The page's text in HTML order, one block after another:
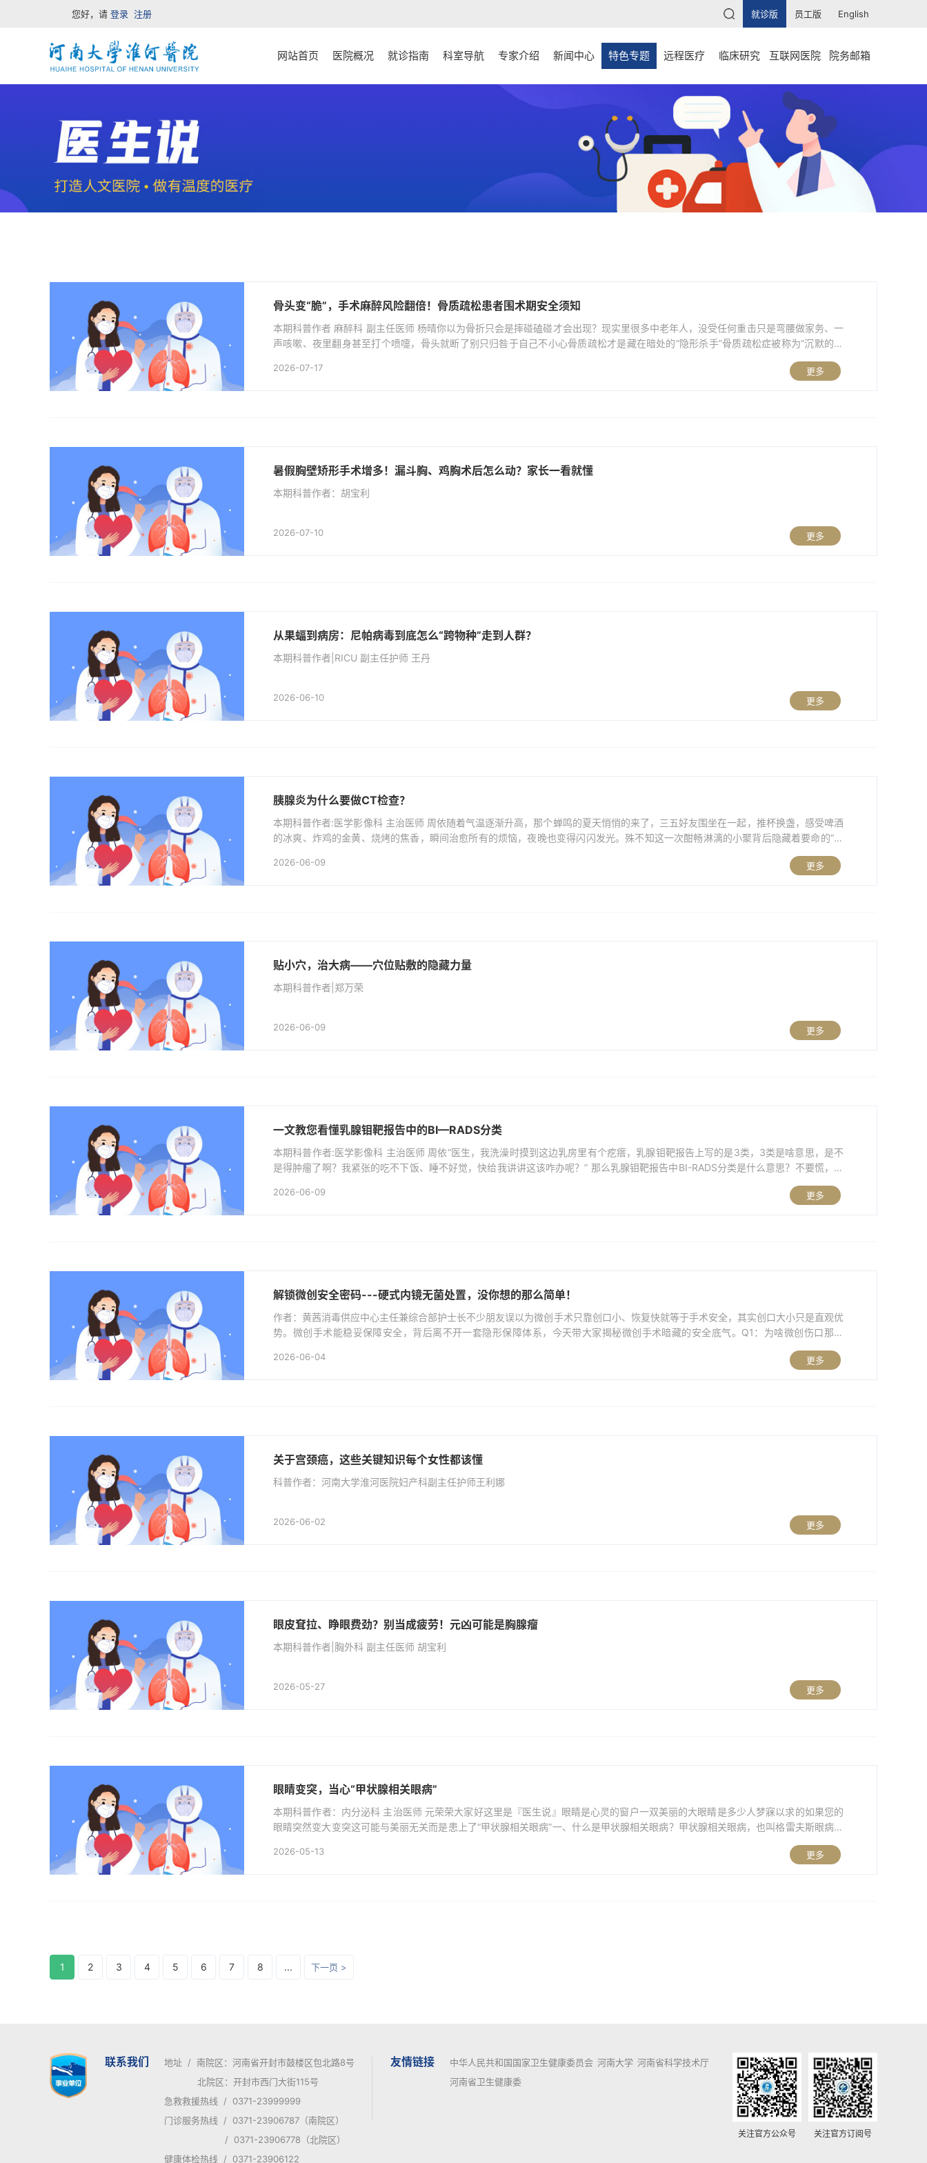
您好，请 登录 注册 就诊版 员工版 English
网站首页 医院概况 就诊指南 科室导航 专家介绍 新闻中心 特色专题 远程医疗 临床研究 互联网医院 院务邮箱
更多
骨头变“脆”，手术麻醉风险翻倍！骨质疏松患者围术期安全须知
本期科普作者 麻醉科 副主任医师 杨晴你以为骨折只会是摔碰磕碰才会出现？现实里很多中老年人，没受任何重击只是弯腰做家务、一
声咳嗽、夜里翻身甚至打个喷嚏，骨头就断了别只归咎于自己不小心骨质疏松才是藏在暗处的“隐形杀手”骨质疏松症被称为“沉默的杀
疗的骨质疏松患者来说，骨头变脆，意味...
2026-07-17
更多
暑假胸壁矫形手术增多！漏斗胸、鸡胸术后怎么动？家长一看就懂
本期科普作者：胡宝利
2026-07-10
更多
从果蝠到病房：尼帕病毒到底怎么“跨物种”走到人群？
本期科普作者|RICU 副主任护师 王丹
2026-06-10
更多
胰腺炎为什么要做CT检查？
本期科普作者:医学影像科 主治医师 周依随着气温逐渐升高，那个蝉鸣的夏天悄悄的来了，三五好友围坐在一起，推杯换盏，感受啤酒
的冰爽、炸鸡的金黄、烧烤的焦香，瞬间治愈所有的烦恼，夜晚也变得闪闪发光。殊不知这一次酣畅淋漓的小聚背后隐藏着要命的“杀
状，可能是诱发了急性胰腺炎，建议及时到...
2026-06-09
更多
贴小穴，治大病——穴位贴敷的隐藏力量
本期科普作者|郑万荣
2026-06-09
更多
一文教您看懂乳腺钼靶报告中的BI—RADS分类
本期科普作者:医学影像科 主治医师 周依“医生，我洗澡时摸到这边乳房里有个疙瘩，乳腺钼靶报告上写的是3类，3类是啥意思，是不
是得肿瘤了啊？我紧张的吃不下饭、睡不好觉，快给我讲讲这该咋办呢？” 那么乳腺钼靶报告中BI-RADS分类是什么意思？不要慌，今
2026-06-09
更多
解锁微创安全密码---硬式内镜无菌处置，没你想的那么简单！
作者：黄茜消毒供应中心主任兼综合部护士长不少朋友误以为微创手术只靠创口小、恢复快就等于手术安全，其实创口大小只是直观优
势。微创手术能稳妥保障安全，背后离不开一套隐形保障体系，今天带大家揭秘微创手术暗藏的安全底气。Q1：为啥微创伤口那么
妥妥的诊疗高科技。但大家只看到了微创的优点，...
2026-06-04
更多
关于宫颈癌，这些关键知识每个女性都该懂
科普作者：河南大学淮河医院妇产科副主任护师王利娜
2026-06-02
更多
眼皮耷拉、睁眼费劲？别当成疲劳！元凶可能是胸腺瘤
本期科普作者|胸外科 副主任医师 胡宝利
2026-05-27
更多
眼睛变突，当心“甲状腺相关眼病”
本期科普作者：内分泌科 主治医师 元荣荣大家好这里是『医生说』眼睛是心灵的窗户一双美丽的大眼睛是多少人梦寐以求的如果您的
眼睛突然变大变突这可能与美丽无关而是患上了“甲状腺相关眼病”一、什么是甲状腺相关眼病？甲状腺相关眼病，也叫格雷夫斯眼病、
正常，也照样能得甲状腺相关眼病，它和甲...
2026-05-13
1 2 3 4 5 6 7 8 ... 下一页 >
联系我们
地址 / 南院区：河南省开封市鼓楼区包北路8号
北院区：开封市西门大街115号
急救救援热线 / 0371-23999999
门诊服务热线 / 0371-23906787（南院区）
/ 0371-23906778（北院区）
健康体检热线 / 0371-23906122
友情链接 中华人民共和国国家卫生健康委员会 河南大学 河南省科学技术厅
河南省卫生健康委
关注官方订阅号
关注官方公众号